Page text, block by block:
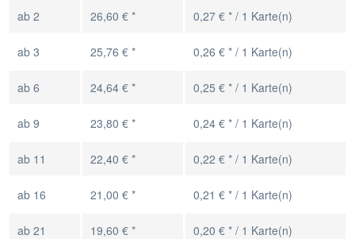
ab 2 26,60 € * 0,27 € * / 1 Karte(n)
ab 3 25,76 € * 0,26 € * / 1 Karte(n)
ab 6 24,64 € * 0,25 € * / 1 Karte(n)
ab 9 23,80 € * 0,24 € * / 1 Karte(n)
ab 11 22,40 € * 0,22 € * / 1 Karte(n)
ab 16 21,00 € * 0,21 € * / 1 Karte(n)
ab 21 19,60 € * 0,20 € * / 1 Karte(n)